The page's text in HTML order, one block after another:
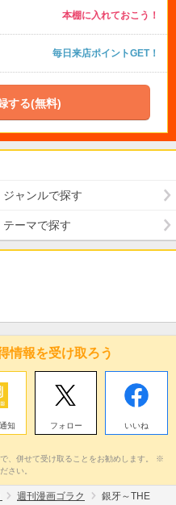
本棚に入れておこう！
毎日来店ポイントGET！
する(無料)
ジャンルで探す
テーマで探す
情報を受け取ろう
知 フォロー いいね
、併せて受け取ることをお勧めします。 ※
さい。
週刊漫画ゴラク 銀牙～THE